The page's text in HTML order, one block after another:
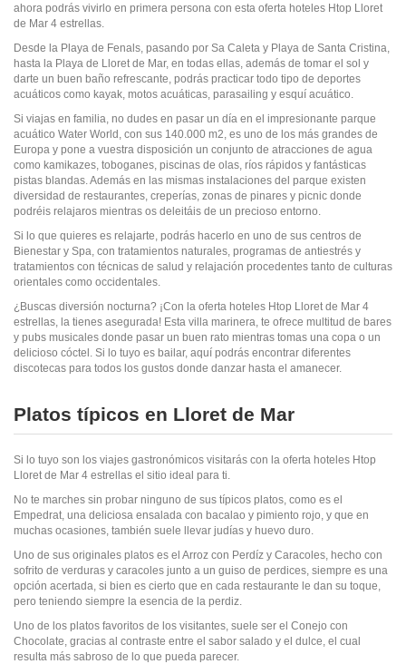
ahora podrás vivirlo en primera persona con esta oferta hoteles Htop Lloret
de Mar 4 estrellas.
Desde la Playa de Fenals, pasando por Sa Caleta y Playa de Santa Cristina,
hasta la Playa de Lloret de Mar, en todas ellas, además de tomar el sol y
darte un buen baño refrescante, podrás practicar todo tipo de deportes
acuáticos como kayak, motos acuáticas, parasailing y esquí acuático.
Si viajas en familia, no dudes en pasar un día en el impresionante parque
acuático Water World, con sus 140.000 m2, es uno de los más grandes de
Europa y pone a vuestra disposición un conjunto de atracciones de agua
como kamikazes, toboganes, piscinas de olas, ríos rápidos y fantásticas
pistas blandas. Además en las mismas instalaciones del parque existen
diversidad de restaurantes, creperías, zonas de pinares y picnic donde
podréis relajaros mientras os deleitáis de un precioso entorno.
Si lo que quieres es relajarte, podrás hacerlo en uno de sus centros de
Bienestar y Spa, con tratamientos naturales, programas de antiestrés y
tratamientos con técnicas de salud y relajación procedentes tanto de culturas
orientales como occidentales.
¿Buscas diversión nocturna? ¡Con la oferta hoteles Htop Lloret de Mar 4
estrellas, la tienes asegurada! Esta villa marinera, te ofrece multitud de bares
y pubs musicales donde pasar un buen rato mientras tomas una copa o un
delicioso cóctel. Si lo tuyo es bailar, aquí podrás encontrar diferentes
discotecas para todos los gustos donde danzar hasta el amanecer.
Platos típicos en Lloret de Mar
Si lo tuyo son los viajes gastronómicos visitarás con la oferta hoteles Htop
Lloret de Mar 4 estrellas el sitio ideal para ti.
No te marches sin probar ninguno de sus típicos platos, como es el
Empedrat, una deliciosa ensalada con bacalao y pimiento rojo, y que en
muchas ocasiones, también suele llevar judías y huevo duro.
Uno de sus originales platos es el Arroz con Perdíz y Caracoles, hecho con
sofrito de verduras y caracoles junto a un guiso de perdices, siempre es una
opción acertada, si bien es cierto que en cada restaurante le dan su toque,
pero teniendo siempre la esencia de la perdiz.
Uno de los platos favoritos de los visitantes, suele ser el Conejo con
Chocolate, gracias al contraste entre el sabor salado y el dulce, el cual
resulta más sabroso de lo que pueda parecer.